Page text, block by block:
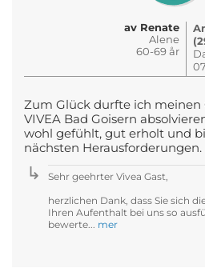
av Renate
Alene
60-69 år
Zum Glück durfte ich meinen
VIVEA Bad Goisern
wohl gefühlt, gut erholt und
nächsten Herausforderungen.
Sehr geehrter Vivea Gast,
herzlichen Dank, dass Sie sich
Ihren Aufenthalt bei uns so
bewerte... mer